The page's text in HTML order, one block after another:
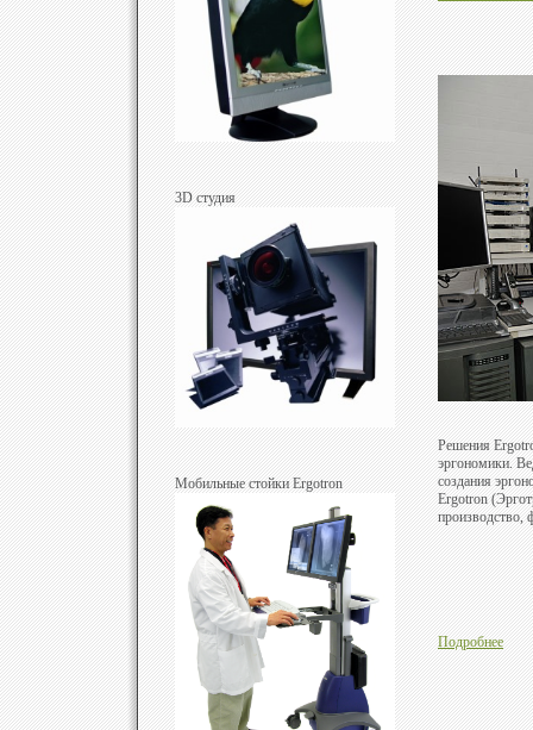
3D студия
Мобильные стойки Ergotron
Решения
эргономики.
создания
Ergotron
производство,
Подробнее